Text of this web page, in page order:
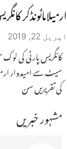
ارمیلاماٹونڈکر
اپریل 22, 2019
کانگریس پارٹی کی
سیٹ سے امیدوار
کی تقریریں سن
مشہور خبریں